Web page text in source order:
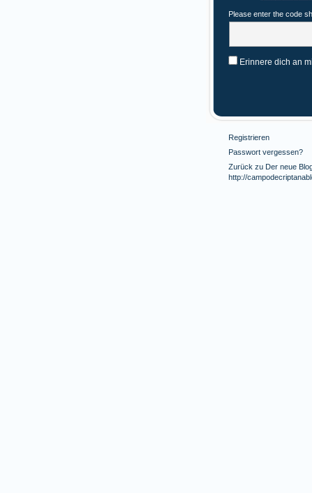
Please enter the code
Erinnere dich an
Registrieren
Passwort vergessen?
Zurück zu Der neue
http://